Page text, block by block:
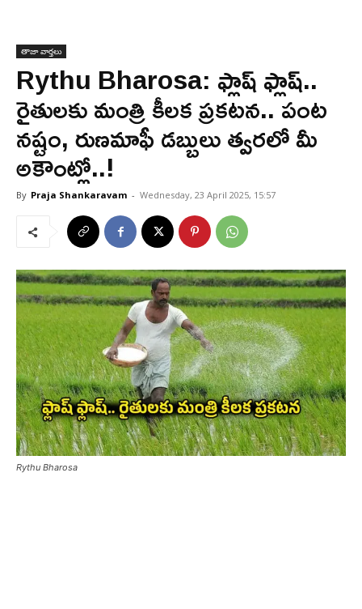
తాజా వార్తలు
Rythu Bharosa: ఫ్లాష్ ఫ్లాష్..
రైతులకు మంత్రి కీలక ప్రకటన.. పంట
నష్టం, రుణమాఫీ డబ్బులు త్వరలో మీ
అకౌంట్లో..!
By Praja Shankaravam - Wednesday, 23 April 2025, 15:57
Rythu Bharosa